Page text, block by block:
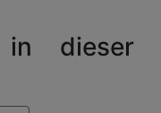
in dieser